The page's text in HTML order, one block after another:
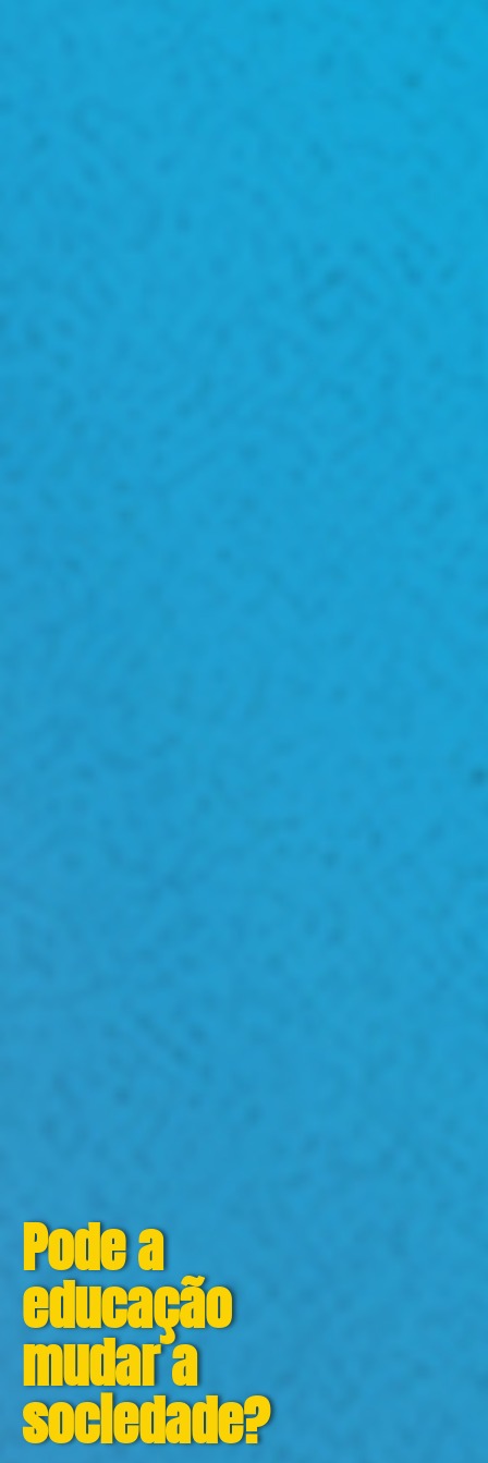
Pode a
educação
mudar a
sociedade?